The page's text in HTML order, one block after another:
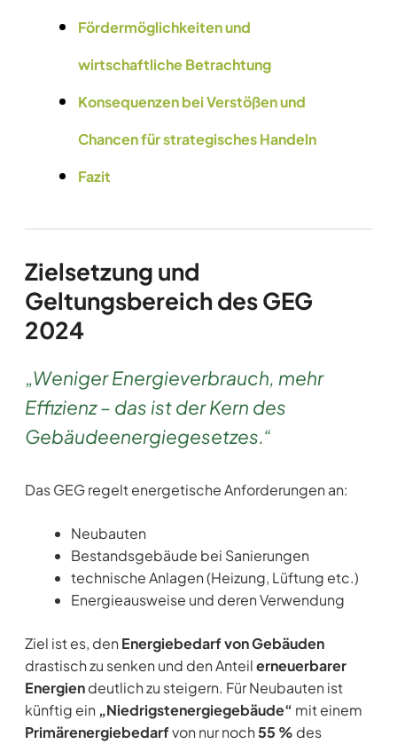
Fördermöglichkeiten und
wirtschaftliche Betrachtung
Konsequenzen bei Verstößen und
Chancen für strategisches Handeln
Fazit
Zielsetzung und
Geltungsbereich des GEG
2024
„Weniger Energieverbrauch, mehr
Effizienz – das ist der Kern des
Gebäudeenergiegesetzes.“
Das GEG regelt energetische Anforderungen an:
Neubauten
Bestandsgebäude bei Sanierungen
technische Anlagen (Heizung, Lüftung etc.)
Energieausweise und deren Verwendung
Ziel ist es, den Energiebedarf von Gebäuden
drastisch zu senken und den Anteilerneuerbarer
Energiendeutlich zu steigern. Für Neubauten ist
künftig ein „Niedrigstenergiegebäude“ mit einem
Primärenergiebedarfvon nur noch55 % des